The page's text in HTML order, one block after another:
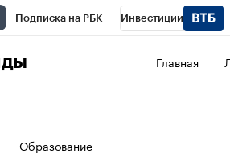
Подписка на РБК Инвестиции
Главная
Образование